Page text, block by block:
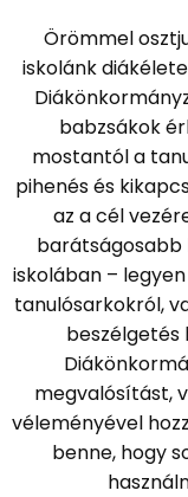
Örömmel
iskolánk
babzsákok
mostantól a
pihenés és
az a cél
iskolában –
tanulósarkokról,
beszélgetés
megvalósítást,
véleményével
benne, hogy